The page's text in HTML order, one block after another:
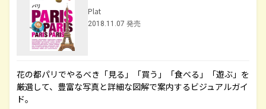
Plat
2018.11.07 発売
花の都パリでやるべき「見る」「買う」「食べる」「遊ぶ」を
厳選して、豊富な写真と詳細な図解で案内するビジュアルガイ
ド。